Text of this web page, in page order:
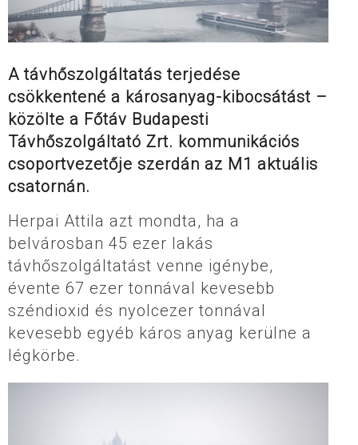
A távhőszolgáltatás terjedése
csökkentené a károsanyag-kibocsátást –
közölte a Főtáv Budapesti
Távhőszolgáltató Zrt. kommunikációs
csoportvezetője szerdán az M1 aktuális
csatornán.
Herpai Attila azt mondta, ha a
belvárosban 45 ezer lakás
távhőszolgáltatást venne igénybe,
évente 67 ezer tonnával kevesebb
széndioxid és nyolcezer tonnával
kevesebb egyéb káros anyag kerülne a
légkörbe.